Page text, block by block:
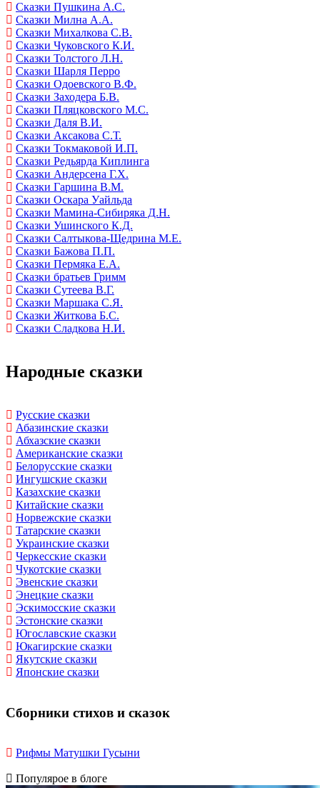
Сказки Пушкина А.С.
Сказки Милна А.А.
Сказки Михалкова С.В.
Сказки Чуковского К.И.
Сказки Толстого Л.Н.
Сказки Шарля Перро
Сказки Одоевского В.Ф.
Сказки Заходера Б.В.
Сказки Пляцковского М.С.
Сказки Даля В.И.
Сказки Аксакова С.Т.
Сказки Токмаковой И.П.
Сказки Редьярда Киплинга
Сказки Андерсена Г.Х.
Сказки Гаршина В.М.
Сказки Оскара Уайльда
Сказки Мамина-Сибиряка Д.Н.
Сказки Ушинского К.Д.
Сказки Салтыкова-Щедрина М.Е.
Сказки Бажова П.П.
Сказки Пермяка Е.А.
Сказки братьев Гримм
Сказки Сутеева В.Г.
Сказки Маршака С.Я.
Сказки Житкова Б.С.
Сказки Сладкова Н.И.
Народные сказки
Русские сказки
Абазинские сказки
Абхазские сказки
Американские сказки
Белорусские сказки
Ингушские сказки
Казахские сказки
Китайские сказки
Норвежские сказки
Татарские сказки
Украинские сказки
Черкесские сказки
Чукотские сказки
Эвенские сказки
Энецкие сказки
Эскимосские сказки
Эстонские сказки
Югославские сказки
Юкагирские сказки
Якутские сказки
Японские сказки
Сборники стихов и сказок
Рифмы Матушки Гусыни
Популярое в блоге